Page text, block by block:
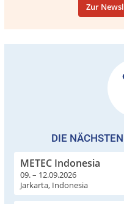
Zur
DIE
METEC Indonesia
09. – 12.09.2026
Jarkarta, Indonesia